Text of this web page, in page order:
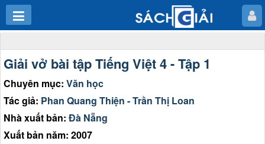
Giải vở bài tập Tiếng Việt 4 - Tập 1
Chuyên mục: Văn học
Tác giả: Phan Quang Thiện - Trần Thị Loan
Nhà xuất bản: Đà Nẵng
Xuất bản năm: 2007